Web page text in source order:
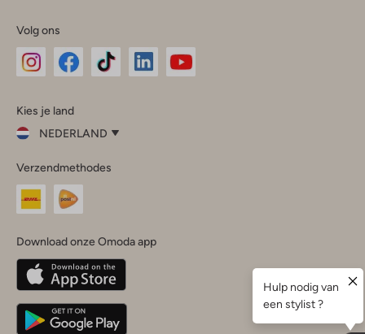
Volg ons
InstagramFacebook
Kies je land
NEDERLAND
je
land
Nederland
Belgique(Français)
Deutschland
Verzendmethodes
Download onze Omoda app